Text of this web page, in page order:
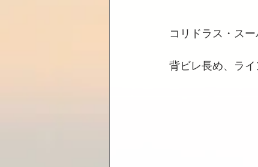
コリドラス・スー
背ビレ長め、ライ